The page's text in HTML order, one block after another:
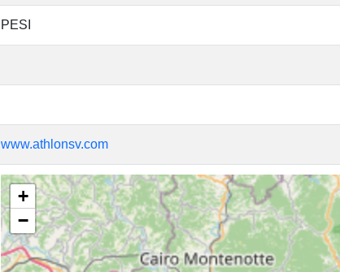
PESI
www.athlonsv.com
+
−